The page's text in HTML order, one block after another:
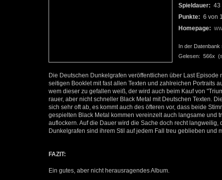
Spieldauer: 43
Punkte: 6 von
Homepage:
In der Datenbank
Gelesen: 566x
Die Deutschen Dunkelgrafen veröffentlichen über Last
seitigen Booklet mit fast allen Texten und zahlreichen Portraits
wem dieser zu gefallen weiß, der wird auch beim Kauf von
rauer, aber nicht schneller Black Metal mit Deutschen Texten.
sich sehr oft ab, es kommt auch des öfteren vor, dass beide
gespielten Black Metal kommen vereinzelt auch langsame und
auflockern. Auf die Dauer wird die Sache doch recht
Dunkelgrafen sind ihrem Stil auf jedem Fall treu geblieben und
FAZIT:
Ein gutes, aber nicht herausragendes Album.